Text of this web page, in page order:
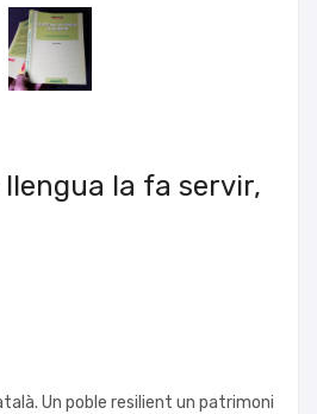
la fa servir,
Un poble resilient un patrimoni